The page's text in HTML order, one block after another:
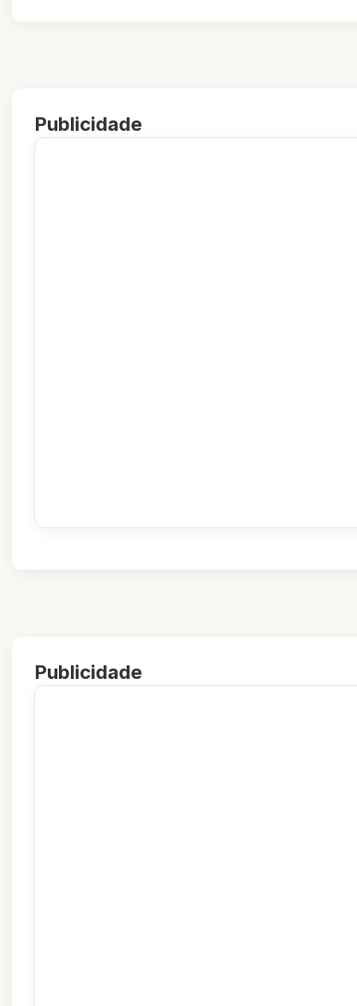
Publicidade
Publicidade